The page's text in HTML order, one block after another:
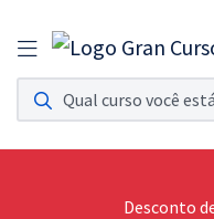
Assinatura Ilimitada 11
Acesso a todos os cursos. Teste
Assinatura OAB Até
Acesso ilimitado a toda
Desconto